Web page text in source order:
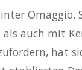
Omaggio.
als auch mit
hat